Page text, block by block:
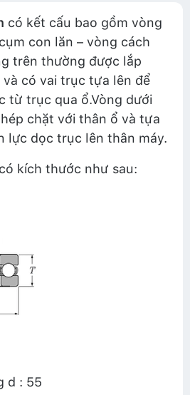
có kết cấu bao gồm vòng
con lăn – vòng cách
trên thường được lắp
có vai trục tựa lên để
từ trục qua ổ.Vòng dưới
chặt với thân ổ và tựa
lực dọc trục lên thân máy.
có kích thước như sau:
d : 55